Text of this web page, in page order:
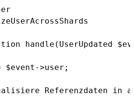
handle(UserUpdated
$event->user;
Referenzdaten in